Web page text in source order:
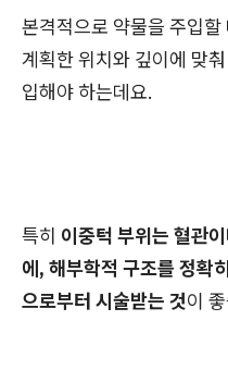
본격적으로 약물을 주입
계획한 위치와 깊이에 맞
입해야 하는데요.
특히 이중턱 부위는 혈관
에, 해부학적 구조를 정확
으로부터 시술받는 것이